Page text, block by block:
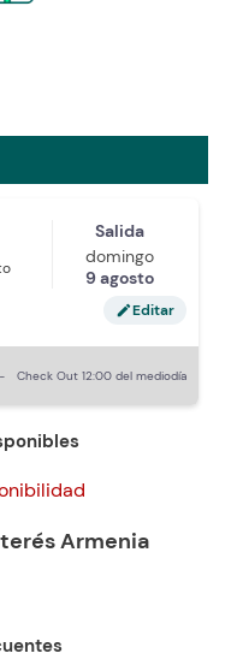
Salida
domingo
9 agosto
editEditar
- Check Out 12:00 del mediodía
Armenia